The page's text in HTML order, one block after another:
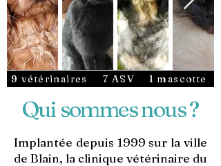
9 vétérinaires 1 mascotte
7 ASV
Qui sommes nous ?
Implantée depuis 1999 sur la ville
de Blain, la clinique vétérinaire du